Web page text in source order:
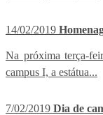
14/02/2019
Na próxima terça-
campus I, a estátua...
7/02/2019 Dia de